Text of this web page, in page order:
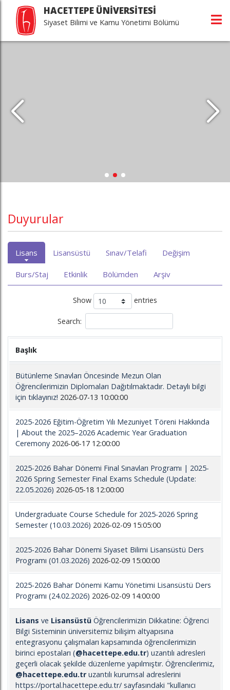
HACETTEPE ÜNİVERSİTESİ
Siyaset Bilimi ve Kamu Yönetimi Bölümü
Duyurular
Lisans Lisansüstü Sınav/Telafi Değişim
Burs/Staj Etkinlik Bölümden Arşiv
Show entries
Search:
Başlık
Bütünleme Sınavları Öncesinde Mezun Olan
Öğrencilerimizin Diplomaları Dağıtılmaktadır. Detaylı bilgi
için tıklayınız! 2026-07-13 10:00:00
2025-2026 Eğitim-Öğretim Yılı Mezuniyet Töreni Hakkında
| About the 2025–2026 Academic Year Graduation
Ceremony 2026-06-17 12:00:00
2025-2026 Bahar Dönemi Final Sınavları Programı | 2025-
2026 Spring Semester Final Exams Schedule (Update:
22.05.2026) 2026-05-18 12:00:00
Undergraduate Course Schedule for 2025-2026 Spring
Semester (10.03.2026) 2026-02-09 15:05:00
2025-2026 Bahar Dönemi Siyaset Bilimi Lisansüstü Ders
Programı (01.03.2026) 2026-02-09 15:00:00
2025-2026 Bahar Dönemi Kamu Yönetimi Lisansüstü Ders
Programı (24.02.2026) 2026-02-09 14:00:00
Lisans ve Lisansüstü Öğrencilerimizin Dikkatine: Öğrenci
Bilgi Sisteminin üniversitemiz bilişim altyapısına
entegrasyonu çalışmaları kapsamında öğrencilerimizin
birinci epostaları (@hacettepe.edu.tr) uzantılı adresleri
geçerli olacak şekilde düzenleme yapılmıştır. Öğrencilerimiz,
@hacettepe.edu.tr uzantılı kurumsal adreslerini
https://portal.hacettepe.edu.tr/ sayfasındaki "kullanıcı